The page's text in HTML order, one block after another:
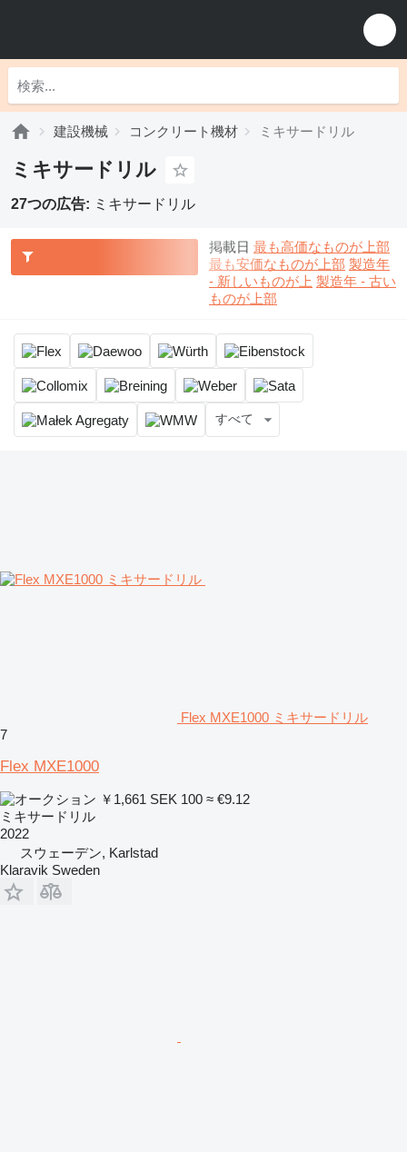
建設機械 コンクリート機材 ミキサードリル
ミキサードリル
27つの広告: ミキサードリル
掲載日 最も高価なものが上部
最も安価なものが上部 製造年
- 新しいものが上 製造年 - 古い
ものが上部
すべて
Flex MXE1000 ミキサードリル
7
Flex MXE1000
￥1,661 SEK 100 ≈ €9.12
ミキサードリル
2022
スウェーデン, Karlstad
Klaravik Sweden